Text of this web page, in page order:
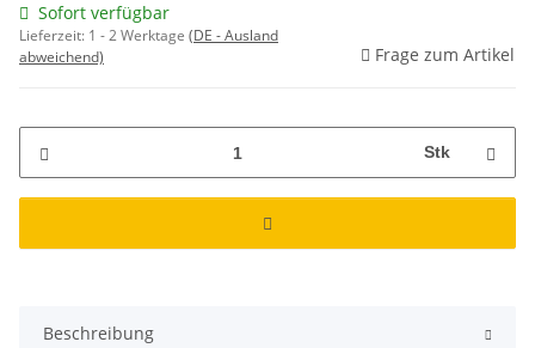
Sofort verfügbar
Lieferzeit: 1 - 2 Werktage (DE - Ausland
abweichend)
Frage zum Artikel
Stk
Beschreibung